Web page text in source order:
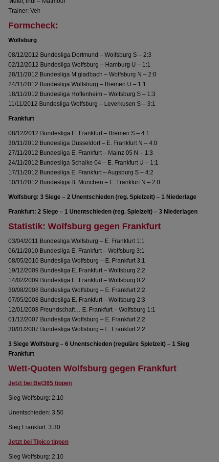
Trainer: Veh
Formcheck:
Wolfsburg
08/12/2012 Bundesliga Dortmund – Wolfsburg S – 2:3
02/12/2012 Bundesliga Wolfsburg – Hamburg U – 1:1
28/11/2012 Bundesliga M’gladbach – Wolfsburg N – 2:0
24/11/2012 Bundesliga Wolfsburg – Bremen U – 1:1
18/11/2012 Bundesliga Hoffenheim – Wolfsburg S – 1:3
11/11/2012 Bundesliga Wolfsburg – Leverkusen S – 3:1
Frankfurt
08/12/2012 Bundesliga E. Frankfurt – Bremen S – 4:1
30/11/2012 Bundesliga Düsseldorf – E. Frankfurt N – 4:0
27/11/2012 Bundesliga E. Frankfurt – Mainz 05 N – 1:3
24/11/2012 Bundesliga Schalke 04 – E. Frankfurt U – 1:1
17/11/2012 Bundesliga E. Frankfurt – Augsburg S – 4:2
10/11/2012 Bundesliga B. München – E. Frankfurt N – 2:0
Wolfsburg: 3 Siege – 2 Unentschieden (reg. Spielzeit) – 1 Niederlage
Frankfurt: 2 Siege – 1 Unentschieden (reg. Spielzeit) – 3 Niederlagen
Statistik: Wolfsburg gegen Frankfurt
03/04/2011 Bundesliga Wolfsburg – E. Frankfurt 1:1
06/11/2010 Bundesliga E. Frankfurt – Wolfsburg 3:1
08/05/2010 Bundesliga Wolfsburg – E. Frankfurt 3:1
19/12/2009 Bundesliga E. Frankfurt – Wolfsburg 2:2
14/02/2009 Bundesliga E. Frankfurt – Wolfsburg 0:2
30/08/2008 Bundesliga Wolfsburg – E. Frankfurt 2:2
07/05/2008 Bundesliga E. Frankfurt – Wolfsburg 2:3
12/01/2008 Freundschaft… E. Frankfurt – Wolfsburg 1:1
01/12/2007 Bundesliga Wolfsburg – E. Frankfurt 2:2
30/01/2007 Bundesliga Wolfsburg – E. Frankfurt 2:2
3 Siege Wolfsburg – 6 Unentschieden (reguläre Spielzeit) – 1 Sieg
Frankfurt
Wett-Quoten Wolfsburg gegen Frankfurt
Jetzt bei Bet365 tippen
Sieg Wolfsburg: 2.10
Unentschieden: 3.50
Sieg Frankfurt: 3.30
Jetzt bei Tipico tippen
Sieg Wolfsburg: 2.10